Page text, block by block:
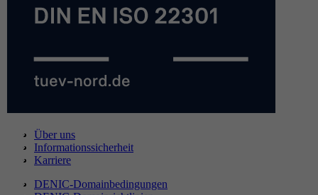
Über uns
Informationssicherheit
Karriere
DENIC-Domainbedingungen